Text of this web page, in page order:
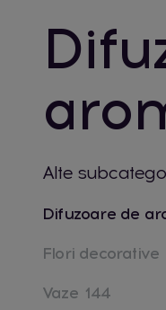
Alte
Difuzoare de
Flori decorative
Vaze 144